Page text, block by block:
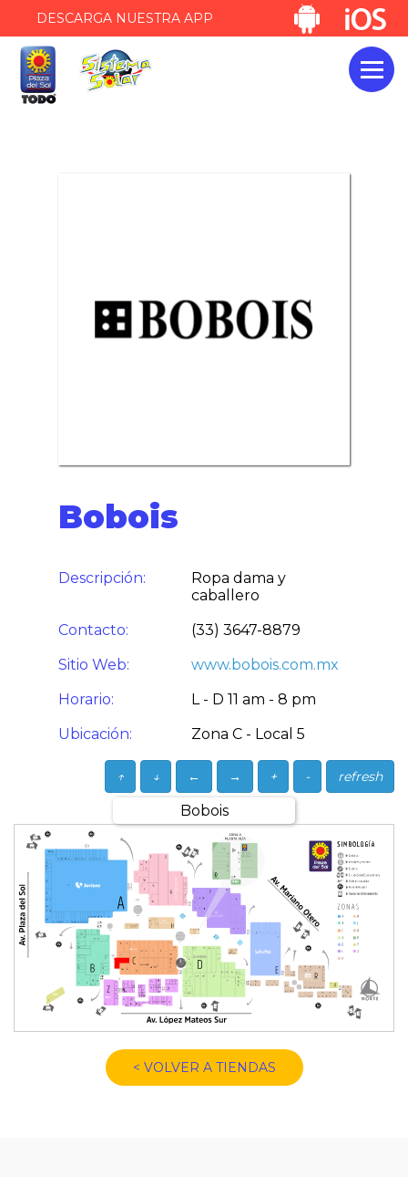
DESCARGA NUESTRA APP
Bobois
Descripción:
Ropa dama y
caballero
Contacto:
(33) 3647-8879
Sitio Web:
www.bobois.com.mx
Horario:
L - D 11 am - 8 pm
Ubicación:
Zona C - Local 5
refresh
-
+
→
←
↓
↑
Bobois
< VOLVER A TIENDAS